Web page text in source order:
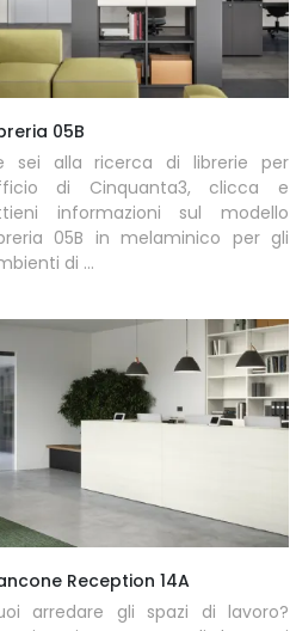
05B
sei alla ricerca di librerie per
di Cinquanta3, clicca e
informazioni sul modello
05B in melaminico per gli
di ...
Reception 14A
arredare gli spazi di lavoro?